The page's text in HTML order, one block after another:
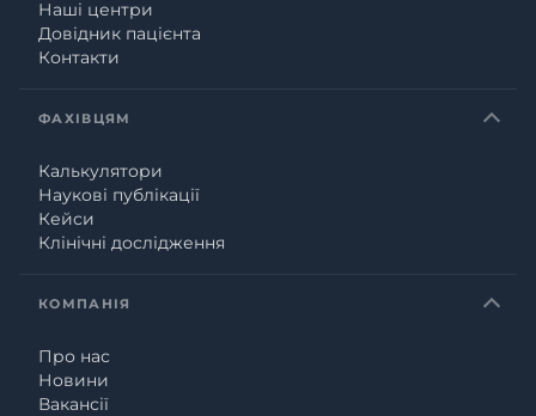
Наші центри
Довідник пацієнта
Контакти
ФАХІВЦЯМ
Калькулятори
Наукові публікації
Кейси
Клінічні дослідження
КОМПАНІЯ
Про нас
Новини
Вакансії